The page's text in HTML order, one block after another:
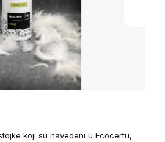
koji su navedeni u Ecocertu,